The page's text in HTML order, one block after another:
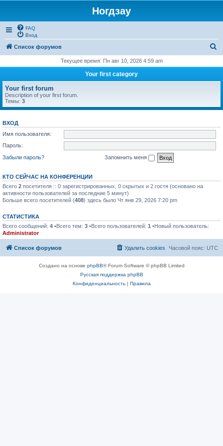
Ногдзау
FAQ
Вход
Список форумов
с
Текущее время: Пн авг 10, 2026 4:59 am
Your first category
Your first forum
Description of your first forum.
Темы: 3
ВХОД
Имя пользователя:
Пароль:
Забыли пароль?
Запомнить меня
КТО СЕЙЧАС НА КОНФЕРЕНЦИИ
Всего 2 посетителя :: 0 зарегистрированных, 0 скрытых и 2 гостя (основано на
активности пользователей за последние 5 минут)
Больше всего посетителей (408) здесь было Чт янв 29, 2026 7:20 pm
СТАТИСТИКА
Всего сообщений: 4 •Всего тем: 3 •Всего пользователей: 1 •Новый пользователь:
Administrator
Список форумов Часовой пояс: UTC
Удалить cookies
Создано на основе phpBB® Forum Software © phpBB Limited
Русская поддержка phpBB
Конфиденциальность| Правила